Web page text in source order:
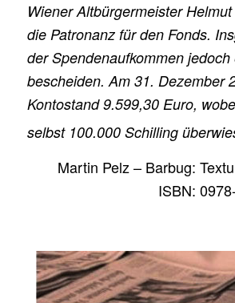
Wiener Altbürgermeister
die Patronanz für den Fonds.
der Spendenaufkommen jedoch
bescheiden. Am 31. Dezember
Kontostand 9.599,30 Euro,
selbst 100.000 Schilling
Martin Pelz – Barbug:
ISBN: